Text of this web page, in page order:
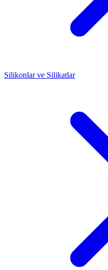
Silikonlar ve Silikatlar